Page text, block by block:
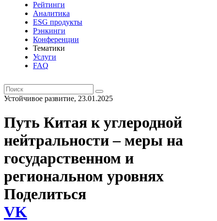
Рейтинги
Аналитика
ESG продукты
Рэнкинги
Конференции
Тематики
Услуги
FAQ
Устойчивое развитие, 23.01.2025
Путь Китая к углеродной
нейтральности – меры на
государственном и
региональном уровнях
Поделиться
VK